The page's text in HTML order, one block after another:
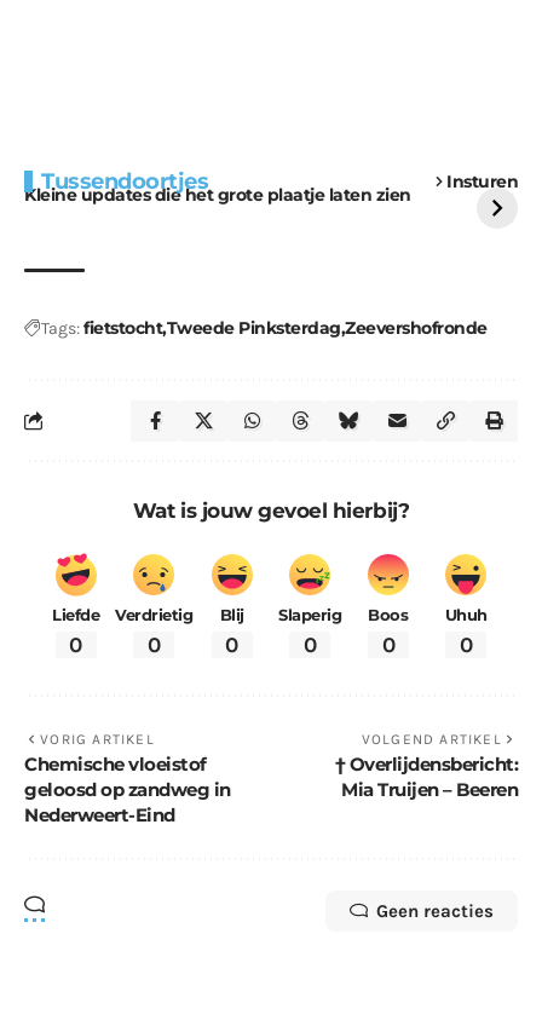
Tussendoortjes Insturen
Kleine updates die het grote plaatje laten zien
voor kabouters
uitdaging
Tags:fietstochtTweede Pinksterdag Zeevershofronde
Wat is jouw gevoel hierbij?
Liefde
0
Verdrietig
0
Blij
0
Slaperig
0
Boos
0
Uhuh
0
VORIG ARTIKEL
Chemische vloeistof
geloosd op zandweg in
Nederweert-Eind
VOLGEND ARTIKEL
† Overlijdensbericht:
Mia Truijen – Beeren
Geen reacties